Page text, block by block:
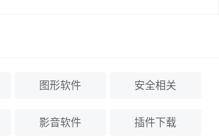
图形软件 安全相关
影音软件 插件下载